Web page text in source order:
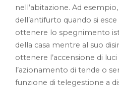
nell’abitazione. Ad
dell’antifurto quando si
ottenere lo spegnimento
della casa mentre al suo
ottenere l’accensione di
l’azionamento di tende o
funzione di telegestione a